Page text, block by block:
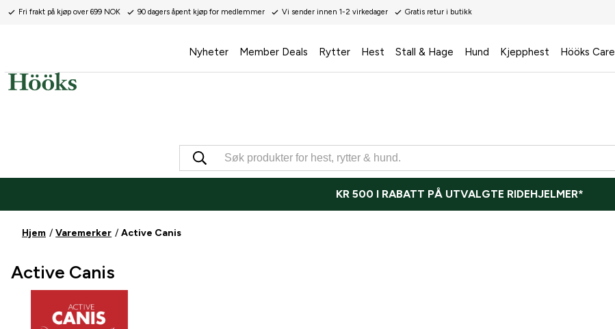
Fri frakt på kjøp over 699 NOK 90 dagers åpent kjøp for medlemmer Vi sender innen 1-2 virkedager Gratis retur i butikk
Nyheter Member Deals Rytter Hest Stall & Hage Hund Kjepphest Hööks Care
KR 500 I RABATT PÅ UTVALGTE RIDEHJELMER*
Hjem Varemerker Active Canis
Active Canis